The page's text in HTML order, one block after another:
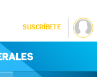
SUSCRÍBETE